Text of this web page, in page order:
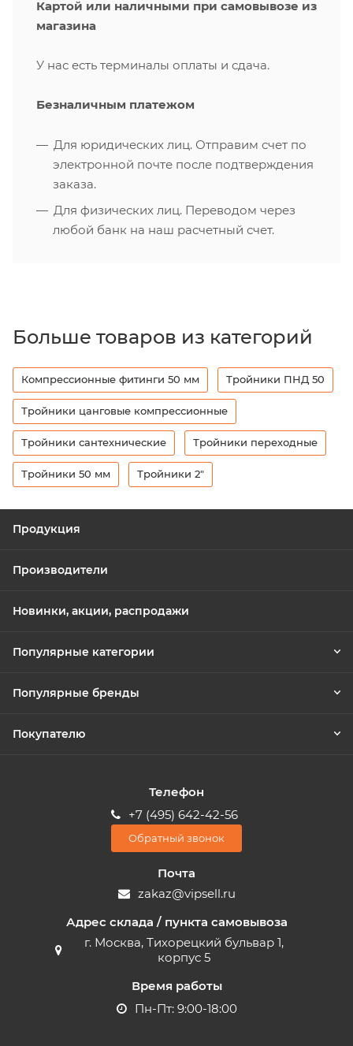
Картой или наличными при самовывозе из
магазина
У нас есть терминалы оплаты и сдача.
Безналичным платежом
Для юридических лиц. Отправим счет по
электронной почте после подтверждения
заказа.
Для физических лиц. Переводом через
любой банк на наш расчетный счет.
Больше товаров из категорий
Компрессионные фитинги 50 мм Тройники ПНД 50
Тройники цанговые компрессионные
Тройники сантехнические Тройники переходные
Тройники 50 мм Тройники 2"
Продукция
Производители
Новинки, акции, распродажи
Популярные категории
Популярные бренды
Покупателю
Телефон
+7 (495) 642-42-56
Обратный звонок
Почта
zakaz@vipsell.ru
Адрес склада / пункта самовывоза
г. Москва, Тихорецкий бульвар 1,
корпус 5
Время работы
Пн-Пт: 9:00-18:00